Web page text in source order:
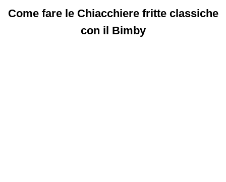
Come fare le Chiacchiere fritte classiche
con il Bimby